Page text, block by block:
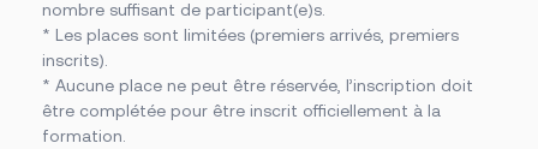
nombre suffisant de participant(e)s.
* Les places sont limitées (premiers arrivés, premiers
inscrits).
* Aucune place ne peut être réservée, l’inscription doit
être complétée pour être inscrit officiellement à la
formation.